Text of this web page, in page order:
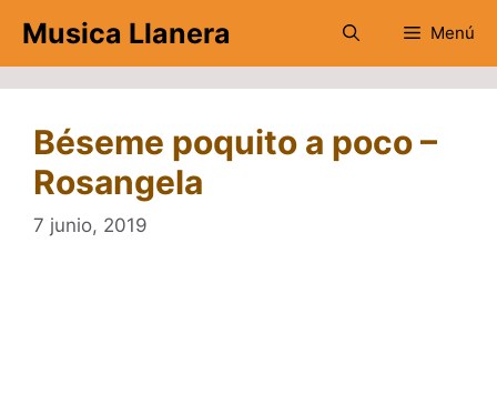
contenido
Musica Llanera Menú
Béseme poquito a poco –
Rosangela
7 junio, 2019